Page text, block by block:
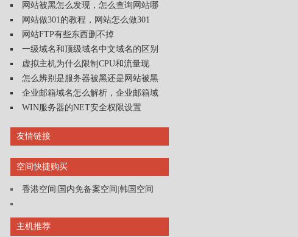
网站被黑怎么发现，怎么查询网站哪
网站做301的教程，网站怎么做301
网站FTP有些东西删不掉
一级域名和顶级域名中文域名的区别
虚拟主机为什么限制CPU和流量现
怎么辨别是服务器被黑还是网站被黑
企业邮箱域名怎么解析，企业邮箱域
WIN服务器的NET安全权限设置
友情链接
空间快捷购买
香港空间 国内免备案空间 韩国空间
主机推荐